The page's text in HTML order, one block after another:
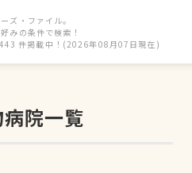
ズ・ファイル。
みの条件で検索！
件掲載中！(2026年08月07日現在)
院一覧